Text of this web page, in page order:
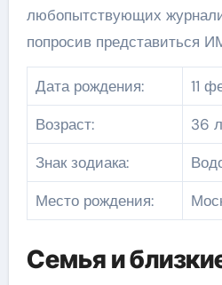
любопытствующих
попросив представиться
Дата рождения:
11
Возраст:
36
Знак зодиака:
Место рождения:
Семья и